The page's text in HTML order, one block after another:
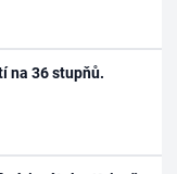
na 36 stupňů.